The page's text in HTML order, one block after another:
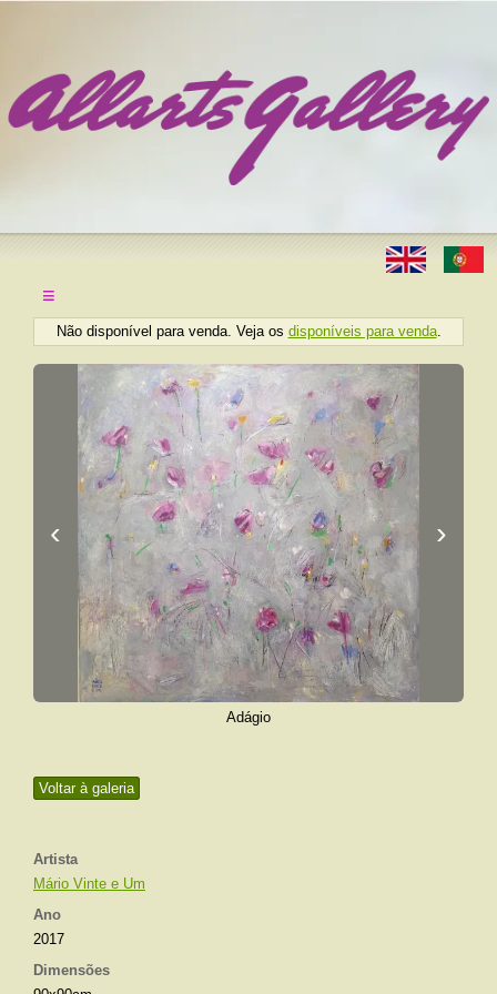
≡
Voltar à galeria
Artista
Mário Vinte e Um
Ano
2017
Dimensões
Não disponível para venda. Veja os disponíveis para venda.
‹ ›
Adágio